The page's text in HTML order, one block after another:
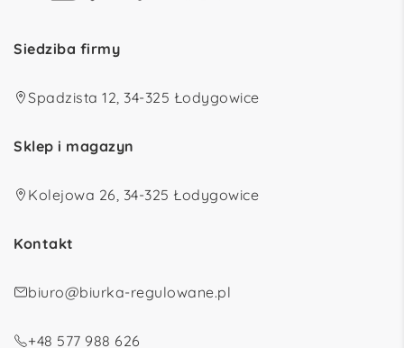
Siedziba firmy
Spadzista 12, 34-325 Łodygowice
Sklep i magazyn
Kolejowa 26, 34-325 Łodygowice
Kontakt
biuro@biurka-regulowane.pl
+48 577 988 626